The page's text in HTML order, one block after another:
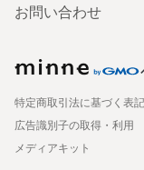
お問い合わせ
特定商取引法に基づく表記
広告識別子の取得・利用
メディアキット